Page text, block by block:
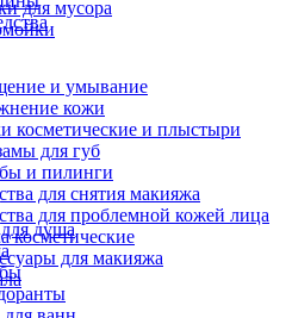
для мусора
и умывание
кожи
косметические и плыстыри
для губ
и пилинги
для снятия макияжа
для проблемной кожей лица
косметические
для макияжа
душа